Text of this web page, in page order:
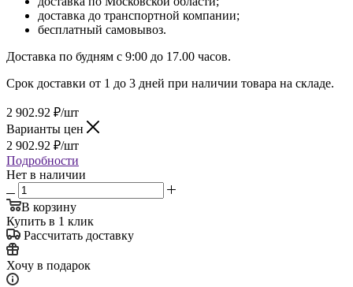
доставка до транспортной компании;
бесплатный самовывоз.
Доставка по будням с 9:00 до 17.00 часов.
Срок доставки от 1 до 3 дней при наличии товара на складе.
2 902.92 ₽/шт
Варианты цен
2 902.92 ₽/шт
Подробности
Нет в наличии
В корзину
Купить в 1 клик
Рассчитать доставку
Хочу в подарок